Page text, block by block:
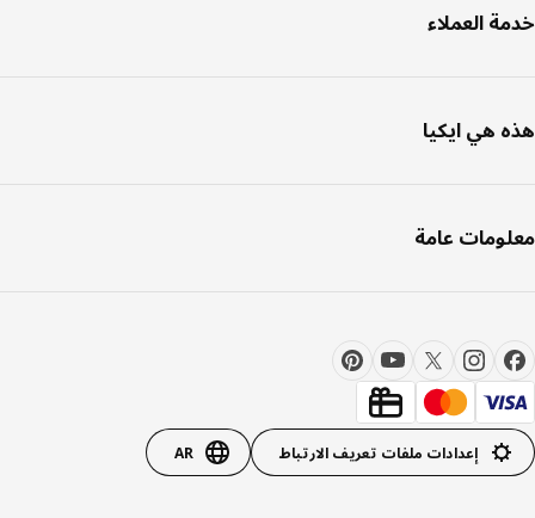
العملاء
هي ايكيا
عامة
إعدادات ملفات تعريف الارتباط AR